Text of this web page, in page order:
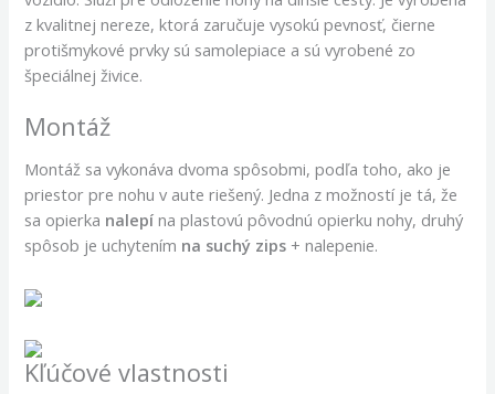
z kvalitnej nereze, ktorá zaručuje vysokú pevnosť, čierne
protišmykové prvky sú samolepiace a sú vyrobené zo
špeciálnej živice.
Montáž
Montáž sa vykonáva dvoma spôsobmi, podľa toho, ako je
priestor pre nohu v aute riešený. Jedna z možností je tá, že
sa opierka nalepína plastovú pôvodnú opierku nohy, druhý
spôsob je uchytením na suchý zips + nalepenie.
Kľúčové vlastnosti